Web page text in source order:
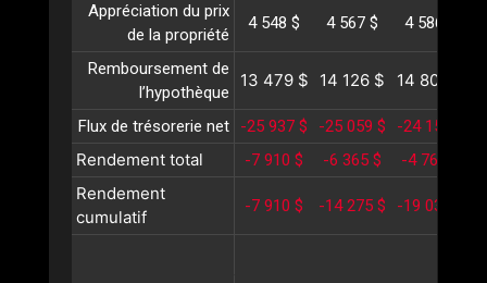
Appréciation du prix
de la propriété
4 548 $ 4 567 $ 4 586 $
Remboursement de
l’hypothèque
13 479 $ 14 126 $ 14 805 $
Flux de trésorerie net -25 937 $ -25 059 $ -24 153 $
Rendement total -7 910 $ -6 365 $ -4 761 $
Rendement
cumulatif
-7 910 $ -14 275 $ -19 036 $